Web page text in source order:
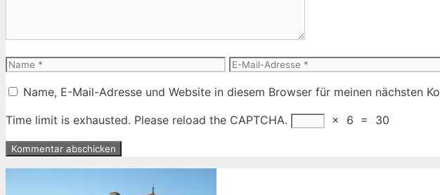
Name
E-
Adresse
Name, E-Mail-Adresse und Website in diesem Browser für meinen nächsten
Time limit is exhausted. Please reload the CAPTCHA.
× 6 = 30